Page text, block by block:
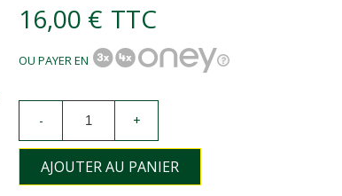
16,00 € TTC
OU PAYER EN
- +
AJOUTER AU PANIER